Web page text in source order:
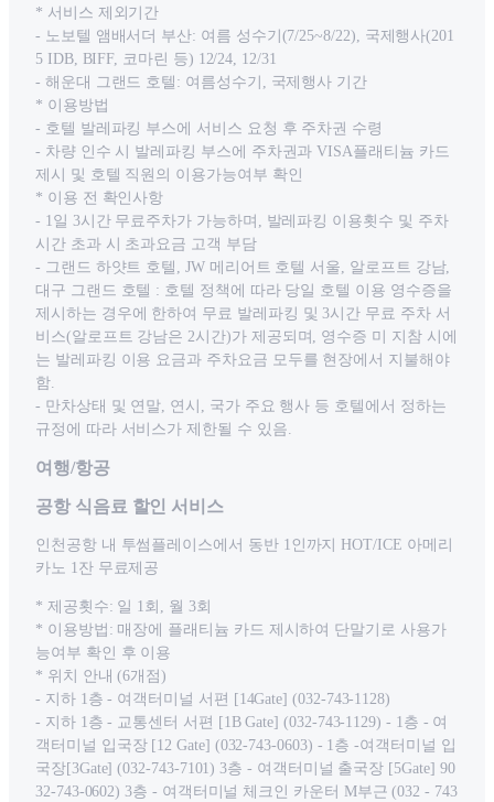
* 서비스 제외기간
- 노보텔 앰배서더 부산: 여름 성수기(7/25~8/22), 국제행사(201
5 IDB, BIFF, 코마린 등) 12/24, 12/31
- 해운대 그랜드 호텔: 여름성수기, 국제행사 기간
* 이용방법
- 호텔 발레파킹 부스에 서비스 요청 후 주차권 수령
- 차량 인수 시 발레파킹 부스에 주차권과 VISA플래티늄 카드
제시 및 호텔 직원의 이용가능여부 확인
* 이용 전 확인사항
- 1일 3시간 무료주차가 가능하며, 발레파킹 이용횟수 및 주차
시간 초과 시 초과요금 고객 부담
- 그랜드 하얏트 호텔, JW 메리어트 호텔 서울, 알로프트 강남,
대구 그랜드 호텔 : 호텔 정책에 따라 당일 호텔 이용 영수증을
제시하는 경우에 한하여 무료 발레파킹 및 3시간 무료 주차 서
비스(알로프트 강남은 2시간)가 제공되며, 영수증 미 지참 시에
는 발레파킹 이용 요금과 주차요금 모두를 현장에서 지불해야
함.
- 만차상태 및 연말, 연시, 국가 주요 행사 등 호텔에서 정하는
규정에 따라 서비스가 제한될 수 있음.
여행/항공
공항 식음료 할인 서비스
인천공항 내 투썸플레이스에서 동반 1인까지 HOT/ICE 아메리
카노 1잔 무료제공
* 제공횟수: 일 1회, 월 3회
* 이용방법: 매장에 플래티늄 카드 제시하여 단말기로 사용가
능여부 확인 후 이용
* 위치 안내 (6개점)
- 지하 1층 - 여객터미널 서편 [14Gate] (032-743-1128)
- 지하 1층 - 교통센터 서편 [1B Gate] (032-743-1129) - 1층 - 여
객터미널 입국장 [12 Gate] (032-743-0603) - 1층 -여객터미널 입
국장[3Gate] (032-743-7101) 3층 - 여객터미널 출국장 [5Gate] 90
32-743-0602) 3층 - 여객터미널 체크인 카운터 M부근 (032 - 743